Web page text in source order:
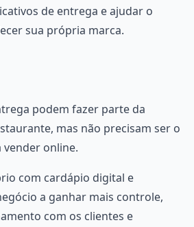
de entrega e ajudar o
sua própria marca.
podem fazer parte da
mas não precisam ser o
online.
com cardápio digital e
a ganhar mais controle,
com os clientes e